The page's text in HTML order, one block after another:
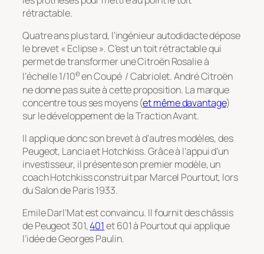
rétractable.
Quatre ans plus tard, l’ingénieur autodidacte dépose
le brevet « Eclipse ». C’est un toit rétractable qui
permet de transformer une Citroën Rosalie à
l’échelle 1/10een Coupé / Cabriolet. André Citroën
ne donne pas suite à cette proposition. La marque
concentre tous ses moyens (et même davantage)
sur le développement de la Traction Avant.
Il applique donc son brevet à d’autres modèles, des
Peugeot, Lancia et Hotchkiss. Grâce à l’appui d’un
investisseur, il présente son premier modèle, un
coach Hotchkiss construit par Marcel Pourtout, lors
du Salon de Paris 1933.
Emile Darl’Mat est convaincu. Il fournit des châssis
de Peugeot 301,401et 601 à Pourtout qui applique
l’idée de Georges Paulin.